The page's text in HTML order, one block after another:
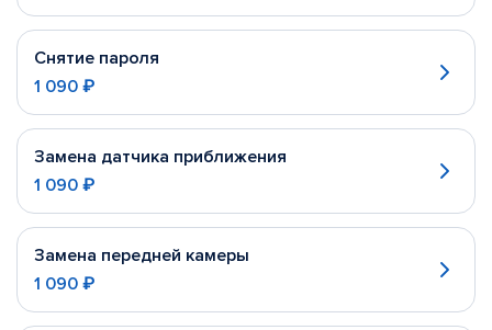
Снятие пароля
1 090 ₽
Замена датчика приближения
1 090 ₽
Замена передней камеры
1 090 ₽